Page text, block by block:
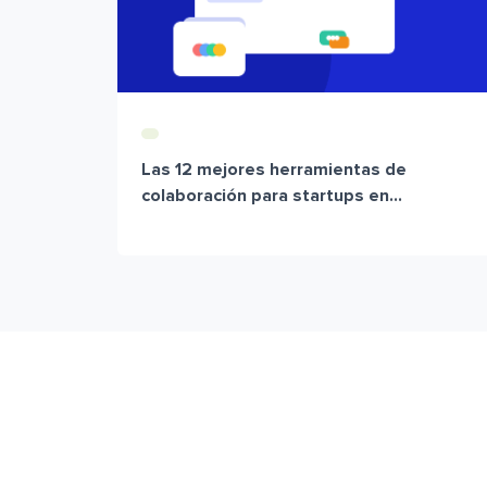
Las 12 mejores herramientas de
colaboración para startups en...